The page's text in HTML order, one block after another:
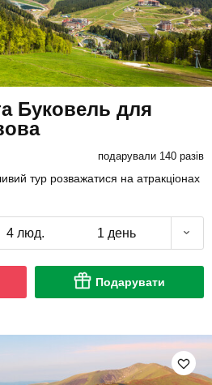
Буковель для
подарували 140 разів
тур розважатися на атракціонах
4 люд. 1 день
Подарувати